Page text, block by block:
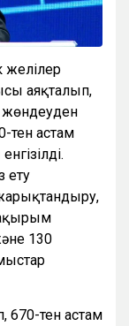
желілер
аяқталып,
тен астам
ету
130
тен астам